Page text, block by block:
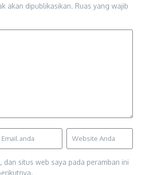
akan dipublikasikan. Ruas yang wajib
dan situs web saya pada peramban ini